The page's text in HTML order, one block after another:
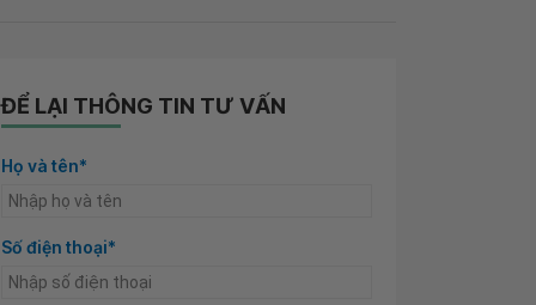
ĐỂ LẠI THÔNG TIN TƯ VẤN
Họ và tên*
Số điện thoại*